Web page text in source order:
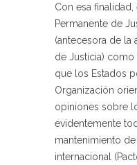
Con esa
Permanente de
(antecesora de la
de Justicia) como
que los Estados
Organización
opiniones sobre
evidentemente
mantenimiento
internacional